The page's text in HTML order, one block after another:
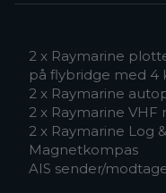
2 x Raymarine
på flybridge med 4
2 x Raymarine
2 x Raymarine VHF
2 x Raymarine Log
Magnetkompas
AIS sender/